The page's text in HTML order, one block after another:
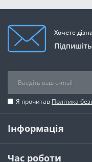
Хочете
Я прочитав Політика
Інформація
Час роботи